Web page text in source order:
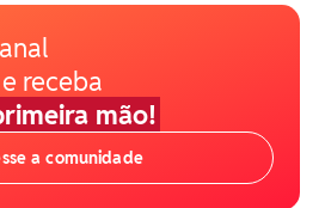
receba
mão!
a comunidade